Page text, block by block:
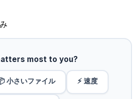
most to you?
小さいファイル ⚡ 速度